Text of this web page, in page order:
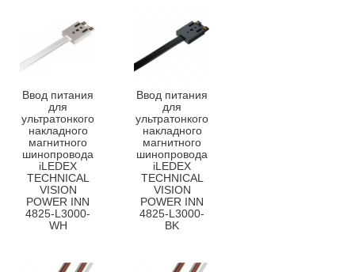
Ввод питания
для
ультратонкого
накладного
магнитного
шинопровода
iLEDEX
TECHNICAL
VISION
POWER INN
4825-L3000-
WH
Ввод питания
для
ультратонкого
накладного
магнитного
шинопровода
iLEDEX
TECHNICAL
VISION
POWER INN
4825-L3000-
BK